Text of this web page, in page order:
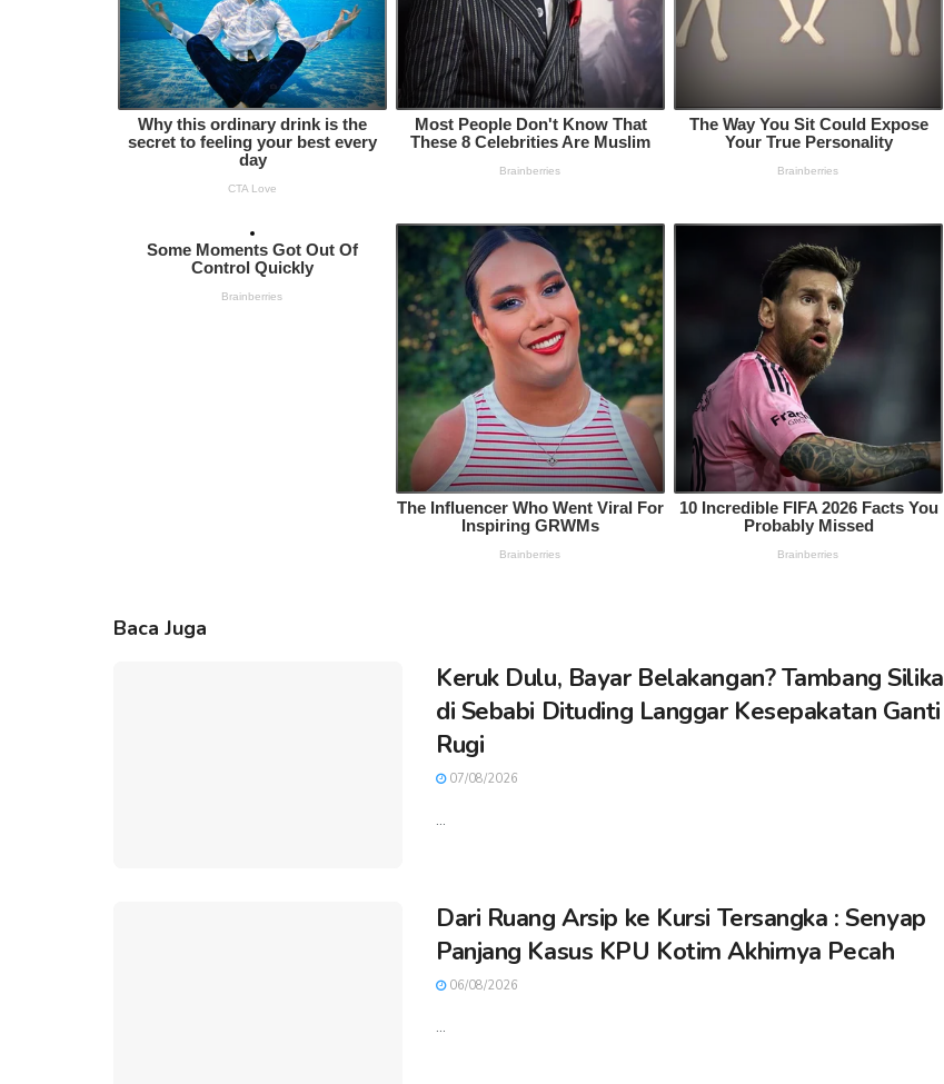
Baca Juga
Keruk Dulu, Bayar Belakangan? Tambang Silika
di Sebabi Dituding Langgar Kesepakatan Ganti
Rugi
07/08/2026
Dari Ruang Arsip ke Kursi Tersangka : Senyap
Panjang Kasus KPU Kotim Akhirnya Pecah
06/08/2026